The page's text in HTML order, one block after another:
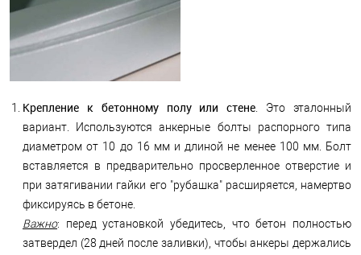
Крепление к бетонному полу или стене. Это эталонный
вариант. Используются анкерные болты распорного типа
диаметром от 10 до 16 мм и длиной не менее 100 мм. Болт
вставляется в предварительно просверленное отверстие и
при затягивании гайки его "рубашка" расширяется, намертво
фиксируясь в бетоне.
Важно: перед установкой убедитесь, что бетон полностью
затвердел (28 дней после заливки), чтобы анкеры держались